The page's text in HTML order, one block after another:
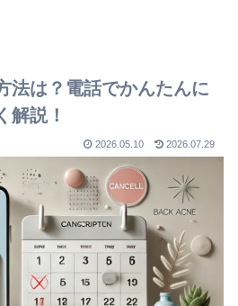
法は？電話でかんたんに
解説！
2026.05.10 2026.07.29